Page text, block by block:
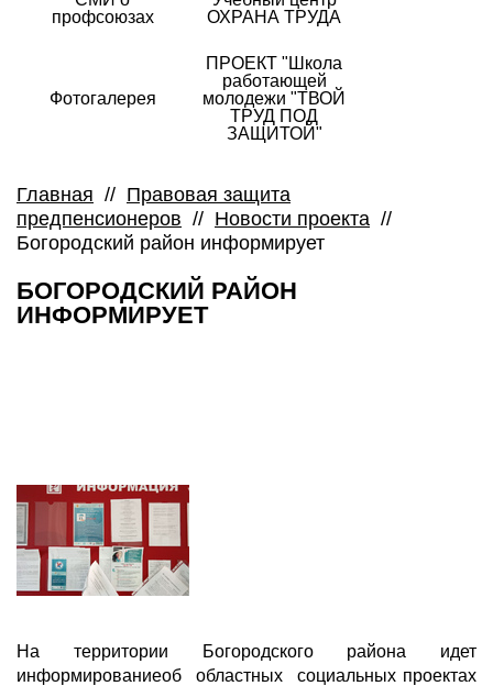
профсоюзах
ОХРАНА ТРУДА
Фотогалерея
ПРОЕКТ "Школа
работающей
молодежи "ТВОЙ
ТРУД ПОД
ЗАЩИТОЙ"
Главная // Правовая защита
предпенсионеров // Новости проекта //
Богородский район информирует
БОГОРОДСКИЙ РАЙОН
ИНФОРМИРУЕТ
На территории Богородского района идет
информированиеоб областных социальных проектах